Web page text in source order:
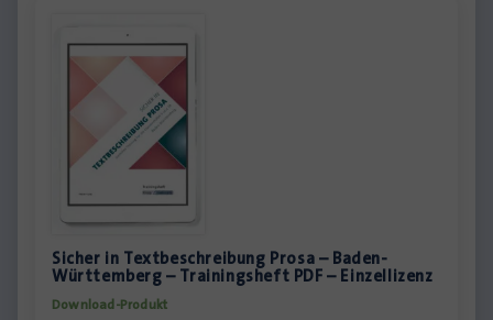
Sicher in Textbeschreibung Prosa – Baden-
Württemberg – Trainingsheft PDF – Einzellizenz
Download-Produkt